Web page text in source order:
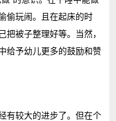
偷玩闹。且在起床的时
把被子整理好等。当然，
给予幼儿更多的鼓励和赞
有较大的进步了。但在个